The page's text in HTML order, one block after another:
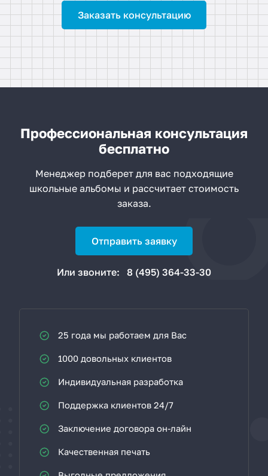
Заказать консультацию
Профессиональная консультация
бесплатно
Менеджер подберет для вас подходящие
школьные альбомы и рассчитает стоимость
заказа.
Отправить заявку
Или звоните: 8 (495) 364-33-30
25 года мы работаем для Вас
1000 довольных клиентов
Индивидуальная разработка
Поддержка клиентов 24/7
Заключение договора он-лайн
Качественная печать